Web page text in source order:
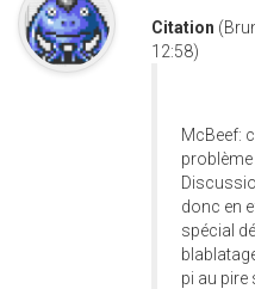
Citation
12:58)
McBeef:
donc en
spécial
pi au pire